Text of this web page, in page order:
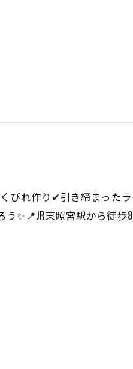
びれ作り✔引き締まった
う✨📍JR東照宮駅から徒